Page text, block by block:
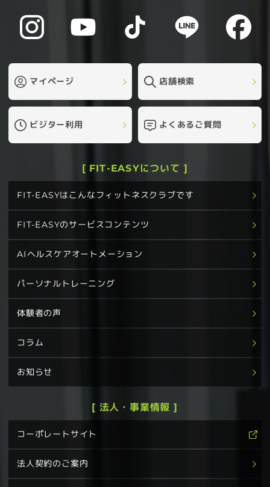
マイページ 店舗検索
ビジター利用 よくあるご質問
[ FIT-EASYについて ]
FIT-EASYはこんなフィットネスクラブです
FIT-EASYのサービスコンテンツ
AIヘルスケアオートメーション
パーソナルトレーニング
体験者の声
コラム
お知らせ
[ 法人・事業情報 ]
コーポレートサイト
法人契約のご案内